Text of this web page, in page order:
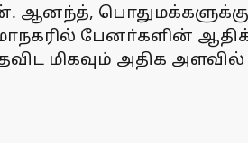
ஆனந்த்,
பேனா்களின்
மிகவும் அதிக அளவில்